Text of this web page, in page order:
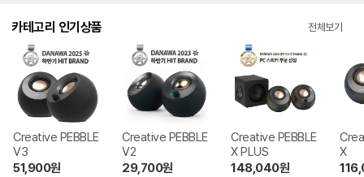
카테고리 인기상품 전체보기
Creative PEBBLE
V3
51,900원
Creative PEBBLE
V2
29,700원
Creative PEBBLE
X PLUS
148,040원
X